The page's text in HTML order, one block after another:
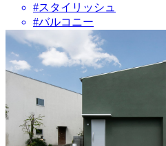
#スタイリッシュ
#バルコニー